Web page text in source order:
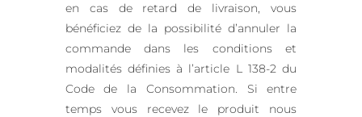
en cas de retard de livraison, vous
bénéficiez de la possibilité d’annuler la
commande dans les conditions et
modalités définies à l’article L 138-2 du
Code de la Consommation. Si entre
temps vous recevez le produit nous